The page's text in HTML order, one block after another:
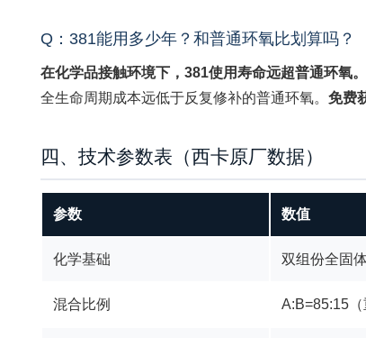
Q：381能用多少年？和普通环氧比划算吗？
在化学品接触环境下，381使用寿命远超普通环氧。
全生命周期成本远低于反复修补的普通环氧。免费
四、技术参数表（西卡原厂数据）
参数 数值
化学基础 双组份全固
混合比例 A:B=85:15（